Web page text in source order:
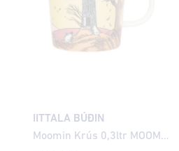
IITTALA BÚÐIN
Moomin Krús 0,3ltr MOOMIN DAY 2026 IITTALABÚÐIN